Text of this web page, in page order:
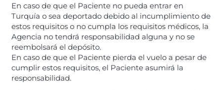
En caso de que el Paciente no pueda entrar en
Turquía o sea deportado debido al incumplimiento de
estos requisitos o no cumpla los requisitos médicos, la
Agencia no tendrá responsabilidad alguna y no se
reembolsará el depósito.
En caso de que el Paciente pierda el vuelo a pesar de
cumplir estos requisitos, el Paciente asumirá la
responsabilidad.